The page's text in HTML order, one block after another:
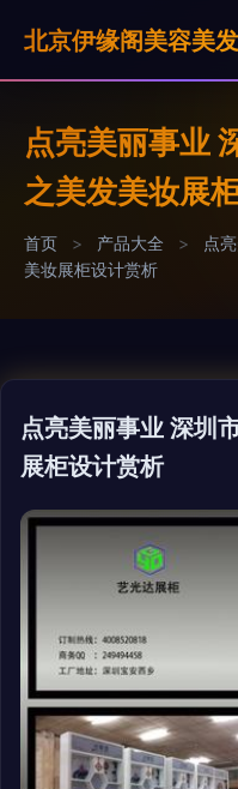
点亮美丽事业
之美发美妆展
首页 > 产品大全 >
点
美妆展柜设计赏析
点亮美丽事业 深圳
展柜设计赏析